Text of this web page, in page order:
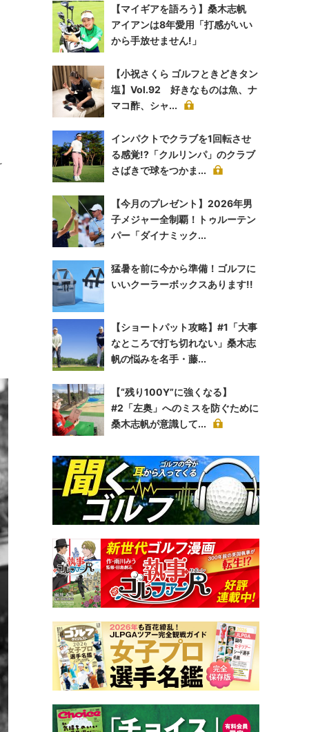
【マイギアを語ろう】桑木志帆
アイアンは8年愛用「打感がいい
から手放せません!」
【小祝さくら ゴルフときどきタン
塩】Vol.92 好きなものは魚、ナ
マコ酢、シャ...
インパクトでクラブを1回転させ
る感覚!?「クルリンパ」のクラブ
さばきで球をつかま...
【今月のプレゼント】2026年男
子メジャー全制覇！トゥルーテン
パー「ダイナミック...
猛暑を前に今から準備！ゴルフに
いいクーラーボックスあります!!
【ショートパット攻略】#1「大事
なところで打ち切れない」桑木志
帆の悩みを名手・藤...
【“残り100Y”に強くなる】
#2「左奥」へのミスを防ぐために
桑木志帆が意識して...